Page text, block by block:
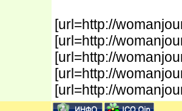
[url=http://
[url=http://
[url=http://
[url=http://
[url=http://